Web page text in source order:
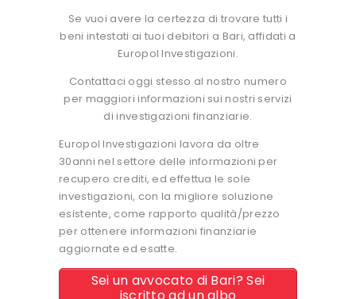
Se vuoi avere la certezza di trovare tutti i
beni intestati ai tuoi debitori a Bari, affidati a
Europol Investigazioni.
Contattaci oggi stesso al nostro numero
per maggiori informazioni sui nostri servizi
di investigazioni finanziarie.
Europol Investigazioni lavora da oltre
30anni nel settore delle informazioni per
recupero crediti, ed effettua le sole
investigazioni, con la migliore soluzione
esistente, come rapporto qualità/prezzo
per ottenere informazioni finanziarie
aggiornate ed esatte.
Sei un avvocato di Bari? Sei